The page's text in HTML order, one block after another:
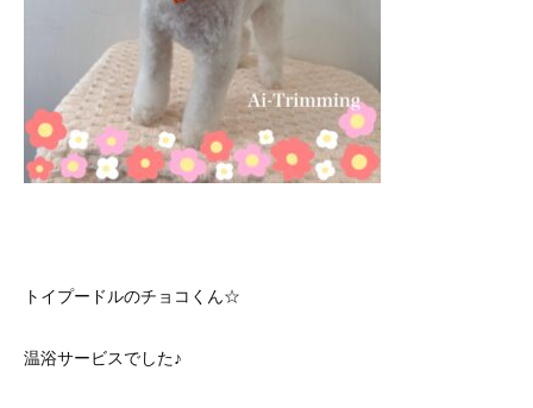
トイプードルのチョコくん☆
温浴サービスでした♪